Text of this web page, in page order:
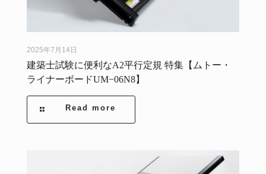
2025年7月14日
建築士試験に便利なA2平行定規 特集【ムトー・
ライナーボードUM−06N8】
Read more